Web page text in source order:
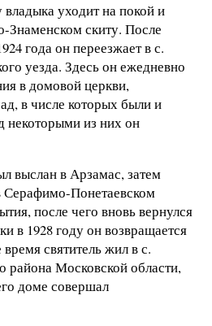
уходит на покой и
Знаменском скиту. После
года он переезжает в с.
уезда. Здесь он ежедневно
в домовой церкви,
в числе которых были и
некоторыми из них он
выслан в Арзамас, затем
Серафимо-Понетаевском
после чего вновь вернулся
в 1928 году он возвращается
святитель жил в с.
района Московской области,
доме совершал